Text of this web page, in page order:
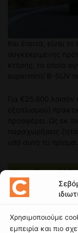
Χρησιμοποιούμε
εμπειρία και πιο